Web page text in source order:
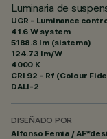
Luminaria de
UGR - Luminance
41.6 W system
5188.8 lm (sistema)
124.73 lm/W
4000 K
CRI 92 - Rf (Colour
DALI-2
DISEÑADO POR
Alfonso Femia /